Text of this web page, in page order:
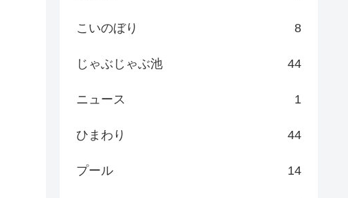
こいのぼり 8
じゃぶじゃぶ池 44
ニュース 1
ひまわり 44
プール 14